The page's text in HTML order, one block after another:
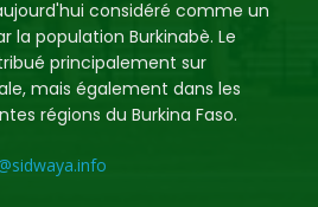
considéré comme un
la population Burkinabè. Le
principalement sur
mais également dans les
régions du Burkina Faso.